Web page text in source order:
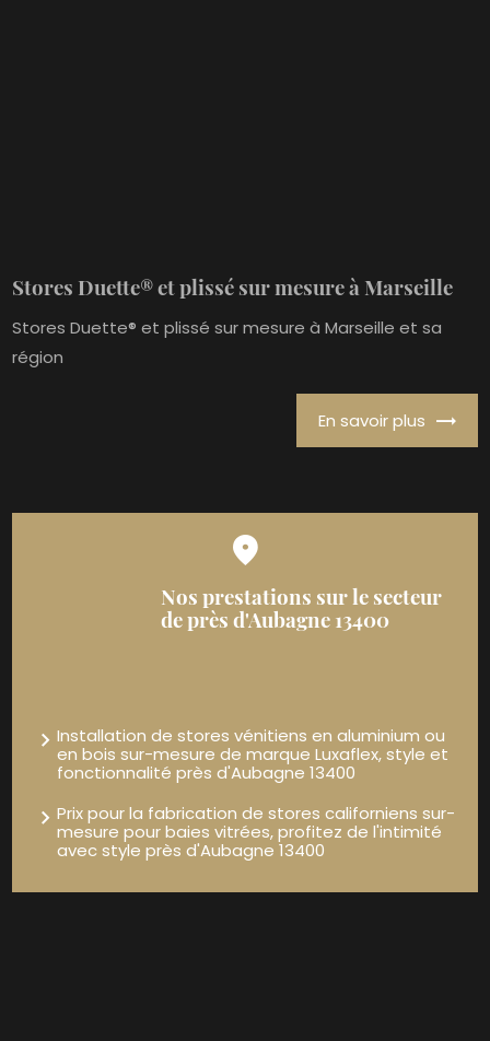
Stores Duette® et plissé sur mesure à Marseille
Stores Duette® et plissé sur mesure à Marseille et sa
région
En savoir plus
Nos prestations sur le secteur
de près d'Aubagne 13400
Installation de stores vénitiens en aluminium ou
en bois sur-mesure de marque Luxaflex, style et
fonctionnalité près d'Aubagne 13400
Prix pour la fabrication de stores californiens sur-
mesure pour baies vitrées, profitez de l'intimité
avec style près d'Aubagne 13400